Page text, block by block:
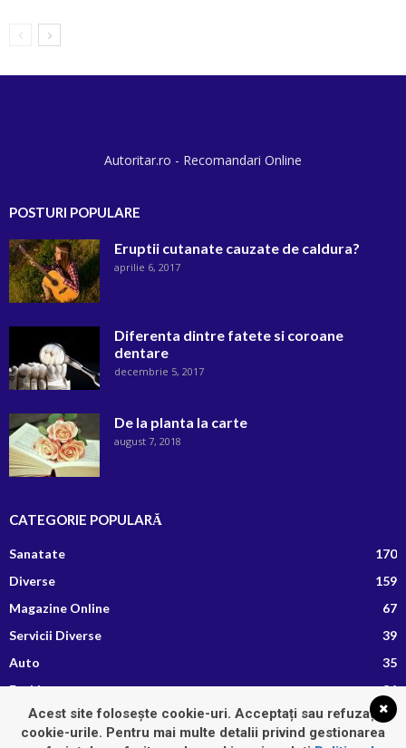
Autoritar.ro - Recomandari Online
POSTURI POPULARE
Eruptii cutanate cauzate de caldura?
aprilie 6, 2017
Diferenta dintre fatete si coroane
dentare
decembrie 5, 2017
De la planta la carte
august 7, 2018
CATEGORIE POPULARĂ
Sanatate
170
Diverse
159
Magazine Online
67
Servicii Diverse
39
Auto
35
Fashion
26
Afaceri si Finante
13
Retete Culinare
Acest site folosește cookie-uri. Acceptați sau refuzați
cookie-urile. Pentru mai multe detalii privind gestionarea